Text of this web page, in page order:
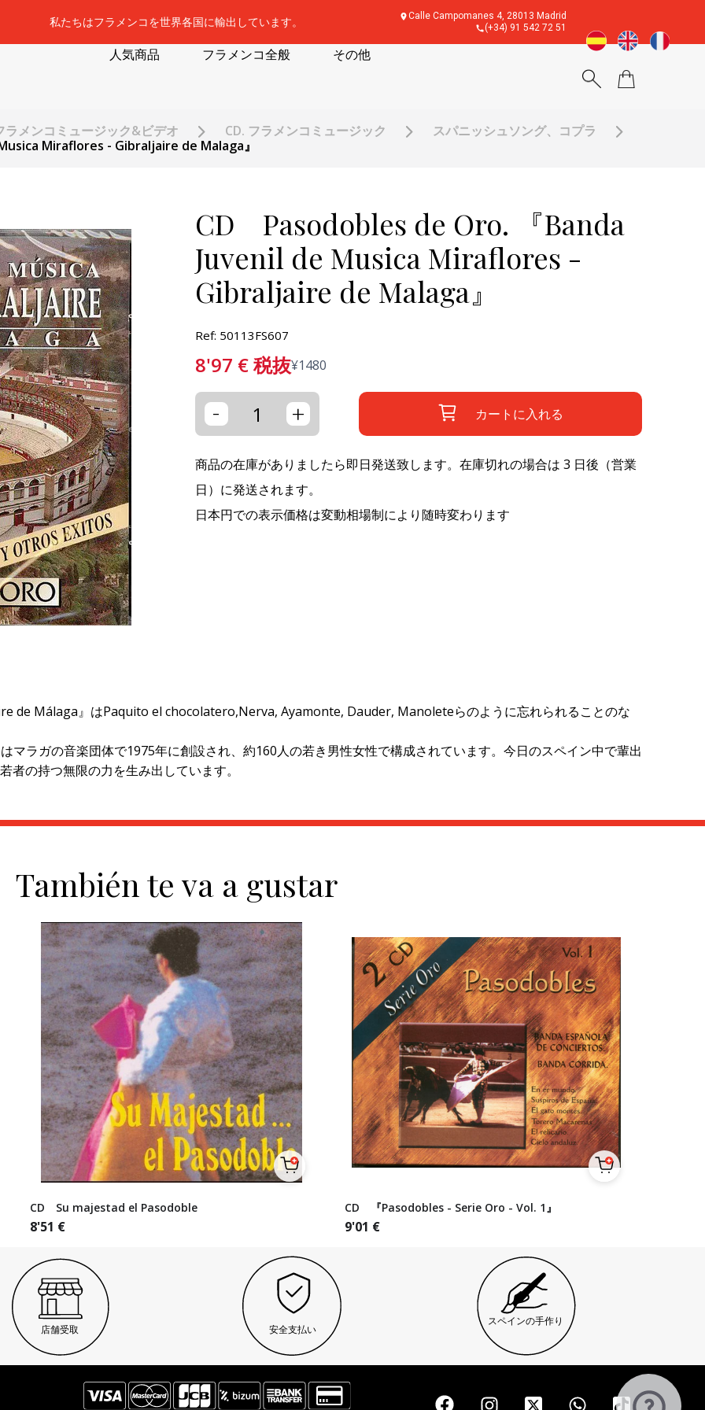
私たちはフラメンコを世界各国に輸出しています。
Calle Campomanes 4, 28013 Madrid
(+34) 91 542 72 51
人気商品 フラメンコ全般 その他
ラメンコミュージック&ビデオ CD. フラメンコミュージック
スパニッシュソング、コプラ
Miraflores - Gibraljaire de Malaga』
CD Pasodobles de Oro. 『Banda
Juvenil de Musica Miraflores -
Gibraljaire de Malaga』
Ref: 50113FS607
8'97 €税抜¥1480
- + カートに入れる
商品の在庫がありましたら即日発送致します。在庫切れの場合は 3 日後（営業
日）に発送されます。
日本円での表示価格は変動相場制により随時変わります
de Málaga』はPaquito el chocolatero,Nerva, Ayamonte, Dauder, Manoleteらのように忘れられることのな
ラガの音楽団体で1975年に創設され、約160人の若き男性女性で構成されています。今日のスペイン中で輩出
の持つ無限の力を生み出しています。
También te va a gustar
CD Su majestad el Pasodoble
8'51 €
CD 『Pasodobles - Serie Oro - Vol. 1』
9'01 €
店舗受取 安全支払い
スペインの手作り